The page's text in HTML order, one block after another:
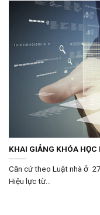
KHAI GIẢNG KHÓA
Căn cứ theo Luật nhà ở
Hiệu lực từ...